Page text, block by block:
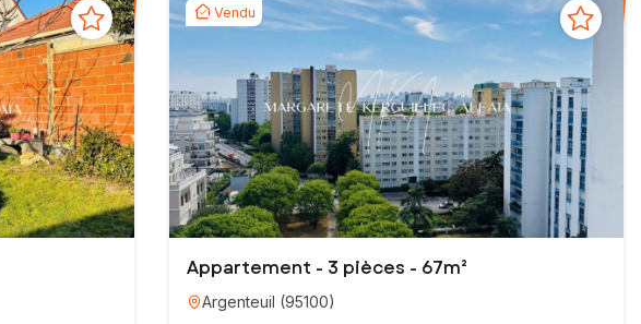
Vendu
Appartement - 3 pièces - 67m²
Argenteuil (95100)